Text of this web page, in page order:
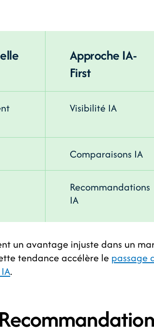
Approche IA-
First
Visibilité IA
Comparaisons IA
Recommandations
IA
un avantage injuste dans un
tendance accélère le passage
.